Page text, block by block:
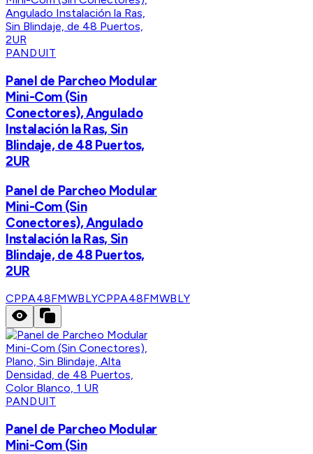
PANDUIT
Panel de Parcheo Modular
Mini-Com (Sin
Conectores), Angulado
Instalación la Ras, Sin
Blindaje, de 48 Puertos,
2UR
Panel de Parcheo Modular
Mini-Com (Sin
Conectores), Angulado
Instalación la Ras, Sin
Blindaje, de 48 Puertos,
2UR
CPPA48FMWBLYCPPA48FMWBLY
PANDUIT
Panel de Parcheo Modular
Mini-Com (Sin